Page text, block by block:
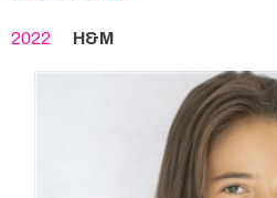
2022 H&M